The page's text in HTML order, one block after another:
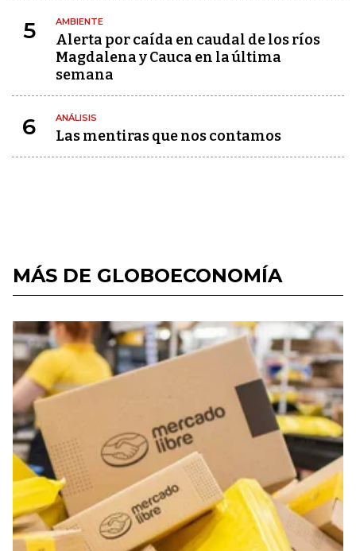
5 AMBIENTE
Alerta por caída en caudal de los ríos
Magdalena y Cauca en la última
semana
6 ANÁLISIS
Las mentiras que nos contamos
MÁS DE GLOBOECONOMÍA